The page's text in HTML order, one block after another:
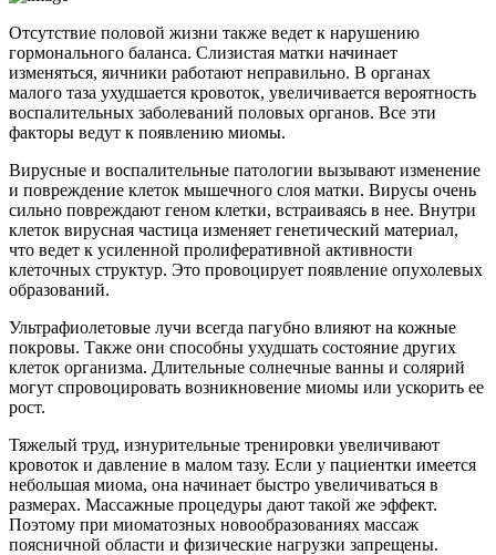
Отсутствие половой жизни также ведет к нарушению
гормонального баланса. Слизистая матки начинает
изменяться, яичники работают неправильно. В органах
малого таза ухудшается кровоток, увеличивается вероятность
воспалительных заболеваний половых органов. Все эти
факторы ведут к появлению миомы.
Вирусные и воспалительные патологии вызывают изменение
и повреждение клеток мышечного слоя матки. Вирусы очень
сильно повреждают геном клетки, встраиваясь в нее. Внутри
клеток вирусная частица изменяет генетический материал,
что ведет к усиленной пролиферативной активности
клеточных структур. Это провоцирует появление опухолевых
образований.
Ультрафиолетовые лучи всегда пагубно влияют на кожные
покровы. Также они способны ухудшать состояние других
клеток организма. Длительные солнечные ванны и солярий
могут спровоцировать возникновение миомы или ускорить ее
рост.
Тяжелый труд, изнурительные тренировки увеличивают
кровоток и давление в малом тазу. Если у пациентки имеется
небольшая миома, она начинает быстро увеличиваться в
размерах. Массажные процедуры дают такой же эффект.
Поэтому при миоматозных новообразованиях массаж
поясничной области и физические нагрузки запрещены.